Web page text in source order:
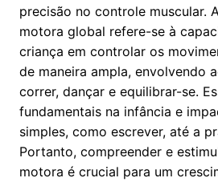
precisão no controle muscular.
motora global refere-se à
criança em controlar os
de maneira ampla, envolvendo
correr, dançar e equilibrar-se.
fundamentais na infância e
simples, como escrever, até a
Portanto, compreender e
motora é crucial para um